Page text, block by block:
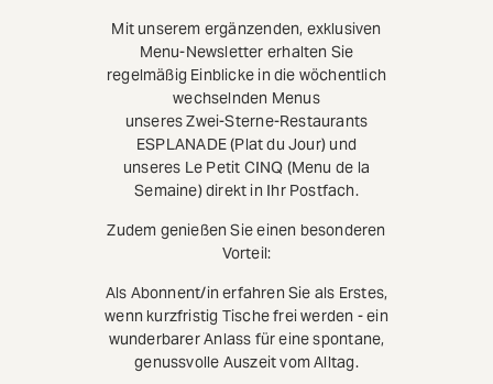
Mit unserem ergänzenden, exklusiven
Menu-Newsletter erhalten Sie
regelmäßig Einblicke in die wöchentlich
wechselnden Menus
unseres Zwei-Sterne-Restaurants
ESPLANADE (Plat du Jour) und
unseres Le Petit CINQ (Menu de la
Semaine) direkt in Ihr Postfach.
Zudem genießen Sie einen besonderen
Vorteil:
Als Abonnent/in erfahren Sie als Erstes,
wenn kurzfristig Tische frei werden - ein
wunderbarer Anlass für eine spontane,
genussvolle Auszeit vom Alltag.